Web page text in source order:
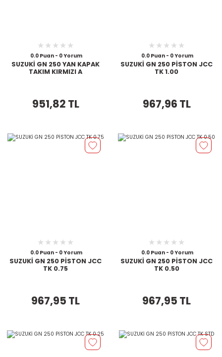
0.0 Puan - 0 Yorum
SUZUKİ GN 250 YAN KAPAK
TAKIM KIRMIZI A
951,82 TL
0.0 Puan - 0 Yorum
SUZUKİ GN 250 PİSTON JCC
TK 1.00
967,96 TL
0.0 Puan - 0 Yorum
SUZUKİ GN 250 PİSTON JCC
TK 0.75
967,95 TL
0.0 Puan - 0 Yorum
SUZUKİ GN 250 PİSTON JCC
TK 0.50
967,95 TL